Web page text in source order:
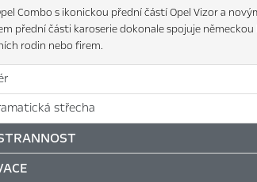
Combo s ikonickou přední částí Opel Vizor a
přední části karoserie dokonale spojuje
rodin nebo firem.
střecha